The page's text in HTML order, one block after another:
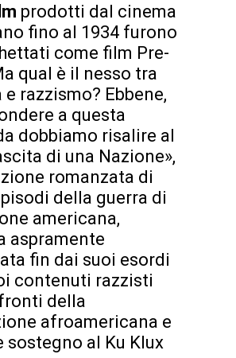
prodotti dal cinema
fino al 1934 furono
come film Pre-
qual è il nesso tra
e razzismo? Ebbene,
a questa
dobbiamo risalire al
di una Nazione»,
romanzata di
della guerra di
americana,
aspramente
fin dai suoi esordi
contenuti razzisti
della
afroamericana e
sostegno al Ku Klux